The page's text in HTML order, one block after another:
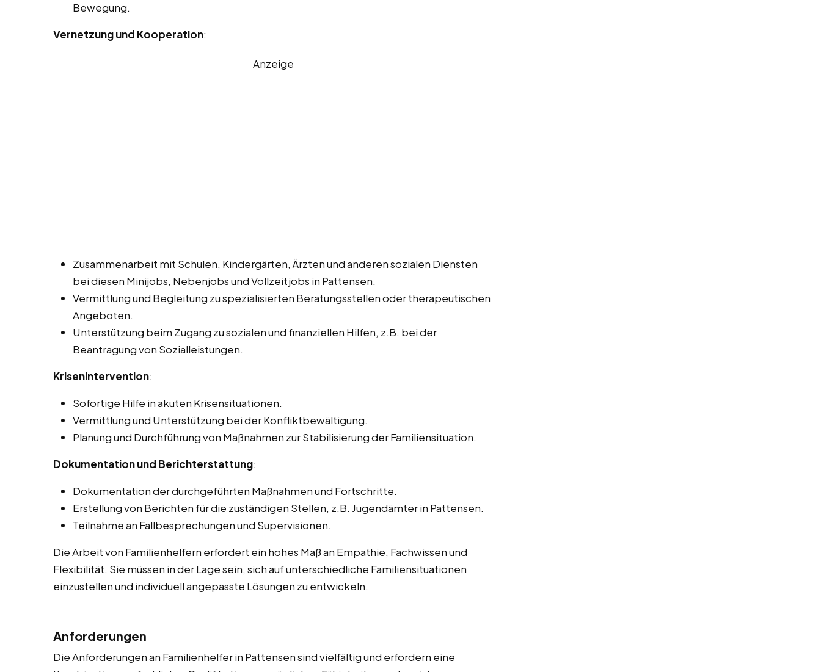
Bewegung.
Vernetzung und Kooperation:
Anzeige
Zusammenarbeit mit Schulen, Kindergärten, Ärzten und anderen sozialen Diensten
bei diesen Minijobs, Nebenjobs und Vollzeitjobs in Pattensen.
Vermittlung und Begleitung zu spezialisierten Beratungsstellen oder therapeutischen
Angeboten.
Unterstützung beim Zugang zu sozialen und finanziellen Hilfen, z.B. bei der
Beantragung von Sozialleistungen.
Krisenintervention:
Sofortige Hilfe in akuten Krisensituationen.
Vermittlung und Unterstützung bei der Konfliktbewältigung.
Planung und Durchführung von Maßnahmen zur Stabilisierung der Familiensituation.
Dokumentation und Berichterstattung:
Dokumentation der durchgeführten Maßnahmen und Fortschritte.
Erstellung von Berichten für die zuständigen Stellen, z.B. Jugendämter in Pattensen.
Teilnahme an Fallbesprechungen und Supervisionen.
Die Arbeit von Familienhelfern erfordert ein hohes Maß an Empathie, Fachwissen und
Flexibilität. Sie müssen in der Lage sein, sich auf unterschiedliche Familiensituationen
einzustellen und individuell angepasste Lösungen zu entwickeln.
Anforderungen
Die Anforderungen an Familienhelfer in Pattensen sind vielfältig und erfordern eine